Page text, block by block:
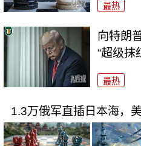
最热
向特朗
“超级抹
最热
1.3万俄军直插日本海，